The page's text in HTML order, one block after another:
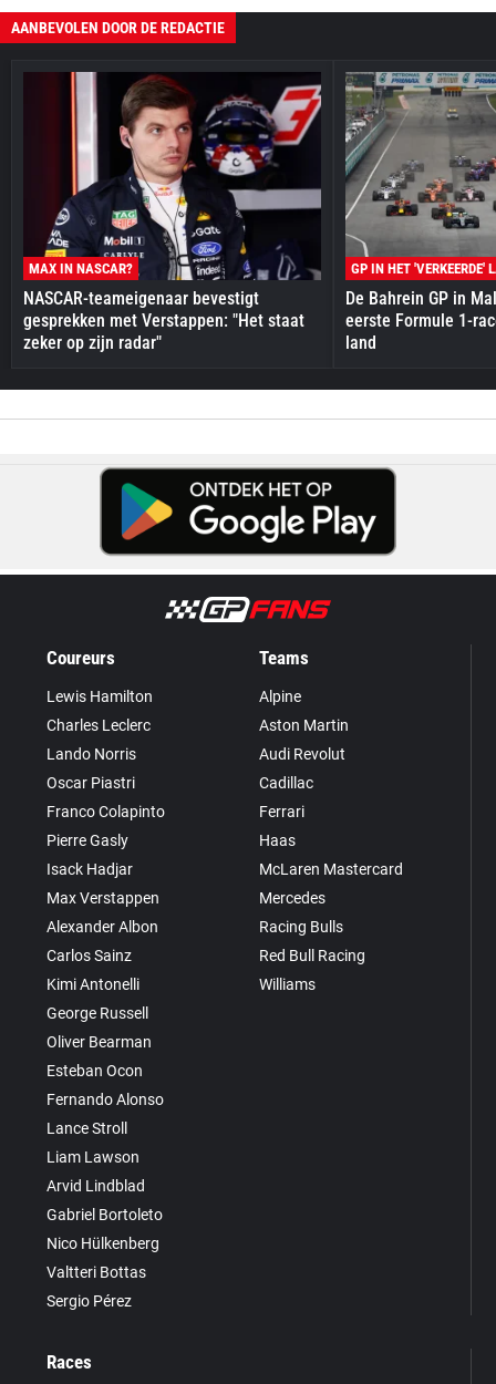
AANBEVOLEN DOOR DE REDACTIE
MAX IN NASCAR?
NASCAR-teameigenaar bevestigt
gesprekken met Verstappen: "Het staat
zeker op zijn radar"
GP IN HET 'VERKEERDE'
De Bahrein GP in
eerste Formule 1-
land
Coureurs
Lewis Hamilton
Charles Leclerc
Lando Norris
Oscar Piastri
Franco Colapinto
Pierre Gasly
Isack Hadjar
Max Verstappen
Alexander Albon
Carlos Sainz
Kimi Antonelli
George Russell
Oliver Bearman
Esteban Ocon
Fernando Alonso
Lance Stroll
Liam Lawson
Arvid Lindblad
Gabriel Bortoleto
Nico Hülkenberg
Valtteri Bottas
Sergio Pérez
Teams
Alpine
Aston Martin
Audi Revolut
Cadillac
Ferrari
Haas
McLaren Mastercard
Mercedes
Racing Bulls
Red Bull Racing
Williams
Races